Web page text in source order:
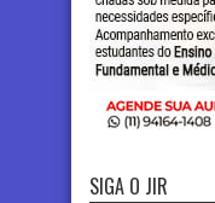
SIGA O JIR